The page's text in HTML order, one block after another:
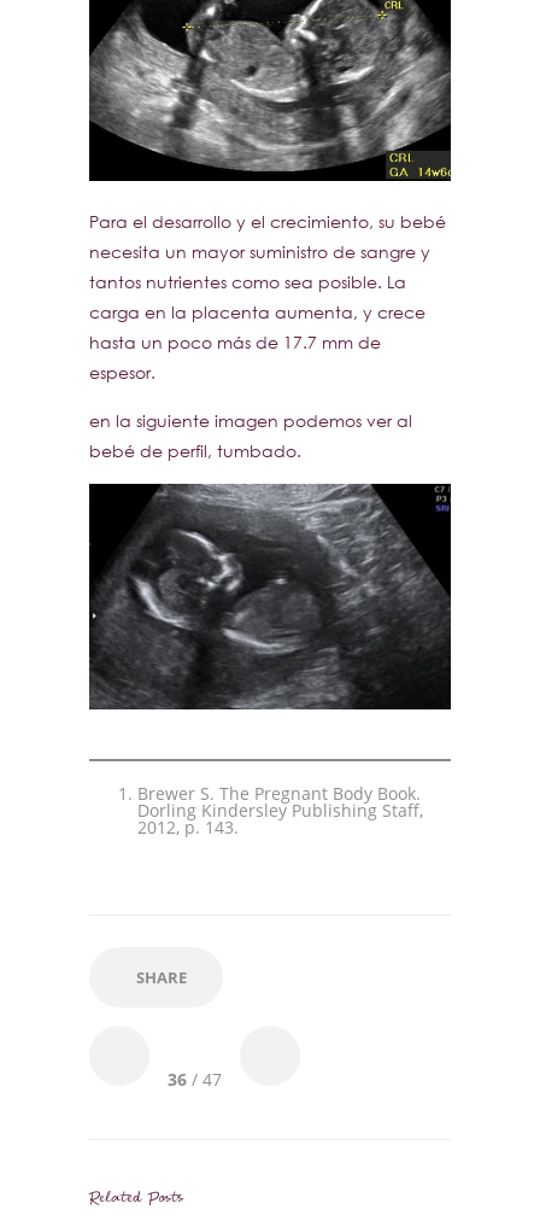
Para el desarrollo y el crecimiento, su bebé
necesita un mayor suministro de sangre y
tantos nutrientes como sea posible. La
carga en la placenta aumenta, y crece
hasta un poco más de 17.7 mm de
espesor.
en la siguiente imagen podemos ver al
bebé de perfil, tumbado.
Brewer S. The Pregnant Body Book.
Dorling Kindersley Publishing Staff,
2012, p. 143.
SHARE
36 / 47
Related Posts